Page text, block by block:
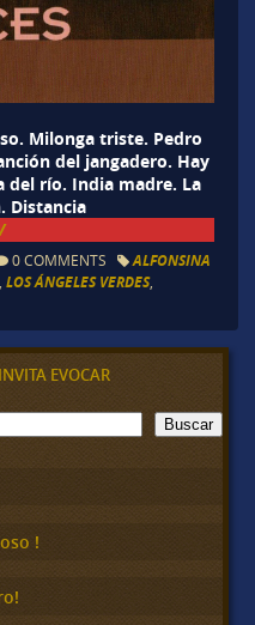
Milonga triste. Pedro
del jangadero. Hay
del río. India madre. La
Distancia
0 COMMENTS
ALFONSINA
LOS ÁNGELES VERDES,
EVOCAR
Buscar
!